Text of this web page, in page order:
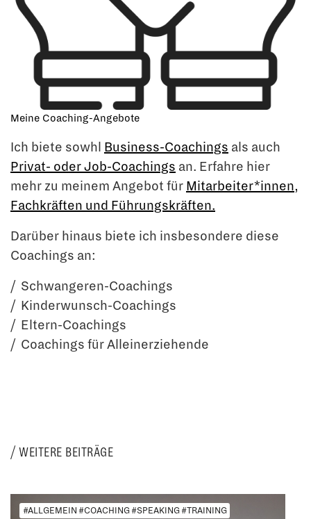
Meine Coaching-Angebote
Ich biete sowhl Business-Coachings als auch
Privat- oder Job-Coachings an. Erfahre hier
mehr zu meinem Angebot für Mitarbeiter*innen,
Fachkräften und Führungskräften.
Darüber hinaus biete ich insbesondere diese
Coachings an:
Schwangeren-Coachings
Kinderwunsch-Coachings
Eltern-Coachings
Coachings für Alleinerziehende
WEITERE BEITRÄGE
#ALLGEMEIN #COACHING #SPEAKING #TRAINING